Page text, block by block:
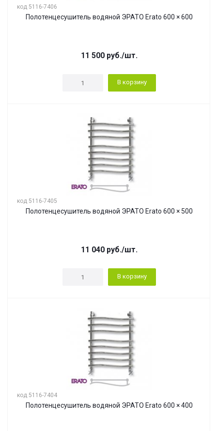
код 5116-7406
Полотенцесушитель водяной ЭРАТО Erato 600 × 600
11 500руб./шт.
В корзину
код 5116-7405
Полотенцесушитель водяной ЭРАТО Erato 600 × 500
11 040руб./шт.
В корзину
код 5116-7404
Полотенцесушитель водяной ЭРАТО Erato 600 × 400